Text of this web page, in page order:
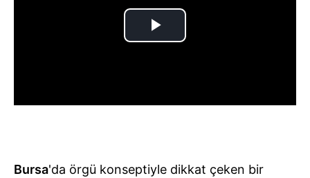
Bursa'da örgü konseptiyle dikkat çeken bir